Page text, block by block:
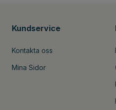
Kundservice
Kontakta oss
Mina Sidor